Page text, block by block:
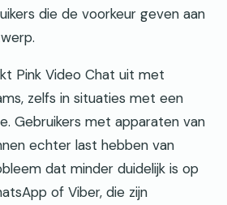
die de voorkeur geven aan
Pink Video Chat uit met
zelfs in situaties met een
Gebruikers met apparaten van
echter last hebben van
dat minder duidelijk is op
of Viber, die zijn